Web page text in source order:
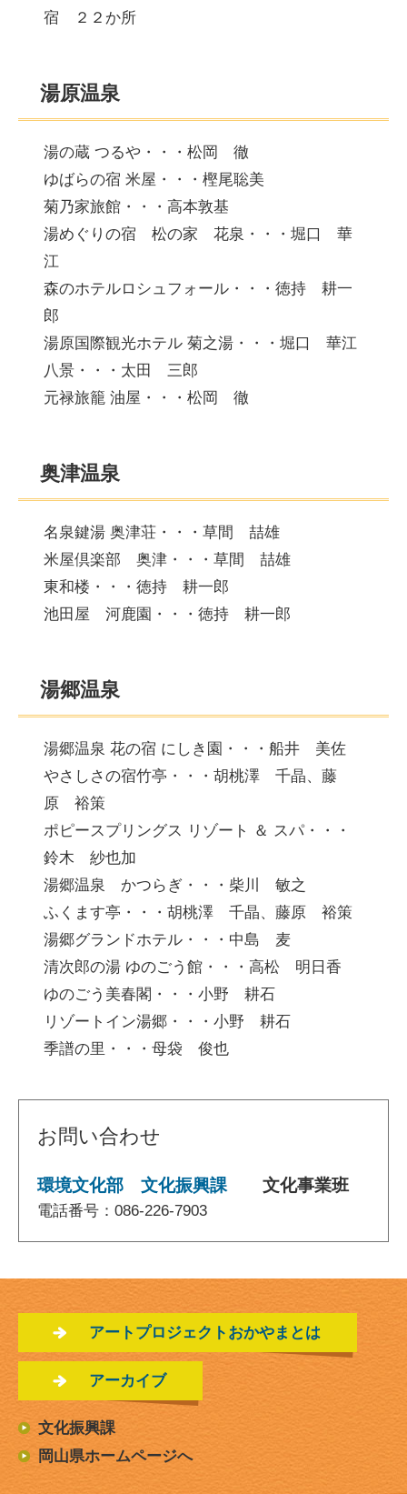
宿 ２２か所
湯原温泉
湯の蔵 つるや・・・松岡 徹
ゆばらの宿 米屋・・・樫尾聡美
菊乃家旅館・・・高本敦基
湯めぐりの宿 松の家 花泉・・・堀口 華
江
森のホテルロシュフォール・・・徳持 耕一
郎
湯原国際観光ホテル 菊之湯・・・堀口 華江
八景・・・太田 三郎
元禄旅籠 油屋・・・松岡 徹
奥津温泉
名泉鍵湯 奥津荘・・・草間 喆雄
米屋倶楽部 奥津・・・草間 喆雄
東和楼・・・徳持 耕一郎
池田屋 河鹿園・・・徳持 耕一郎
湯郷温泉
湯郷温泉 花の宿 にしき園・・・船井 美佐
やさしさの宿竹亭・・・胡桃澤 千晶、藤
原 裕策
ポピースプリングス リゾート ＆ スパ・・・
鈴木 紗也加
湯郷温泉 かつらぎ・・・柴川 敏之
ふくます亭・・・胡桃澤 千晶、藤原 裕策
湯郷グランドホテル・・・中島 麦
清次郎の湯 ゆのごう館・・・高松 明日香
ゆのごう美春閣・・・小野 耕石
リゾートイン湯郷・・・小野 耕石
季譜の里・・・母袋 俊也
お問い合わせ
環境文化部 文化振興課 文化事業班
電話番号：086-226-7903
アートプロジェクトおかやまとは
アーカイブ
文化振興課
岡山県ホームページへ